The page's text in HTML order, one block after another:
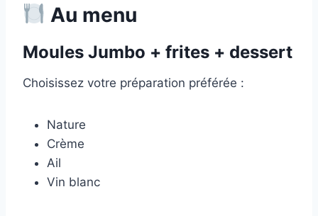
Au menu
Moules Jumbo + frites + dessert
Choisissez votre préparation préférée :
Nature
Crème
Ail
Vin blanc